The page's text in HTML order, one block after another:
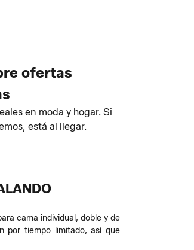
ofertas
en moda y hogar. Si
está al llegar.
cama individual, doble y de
por tiempo limitado, así que